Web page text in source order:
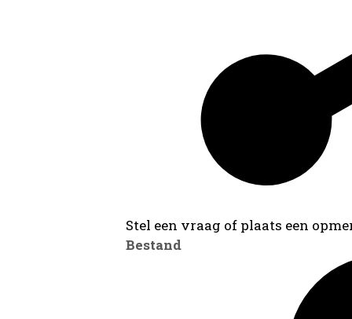
Stel een vraag of plaats een
Bestand